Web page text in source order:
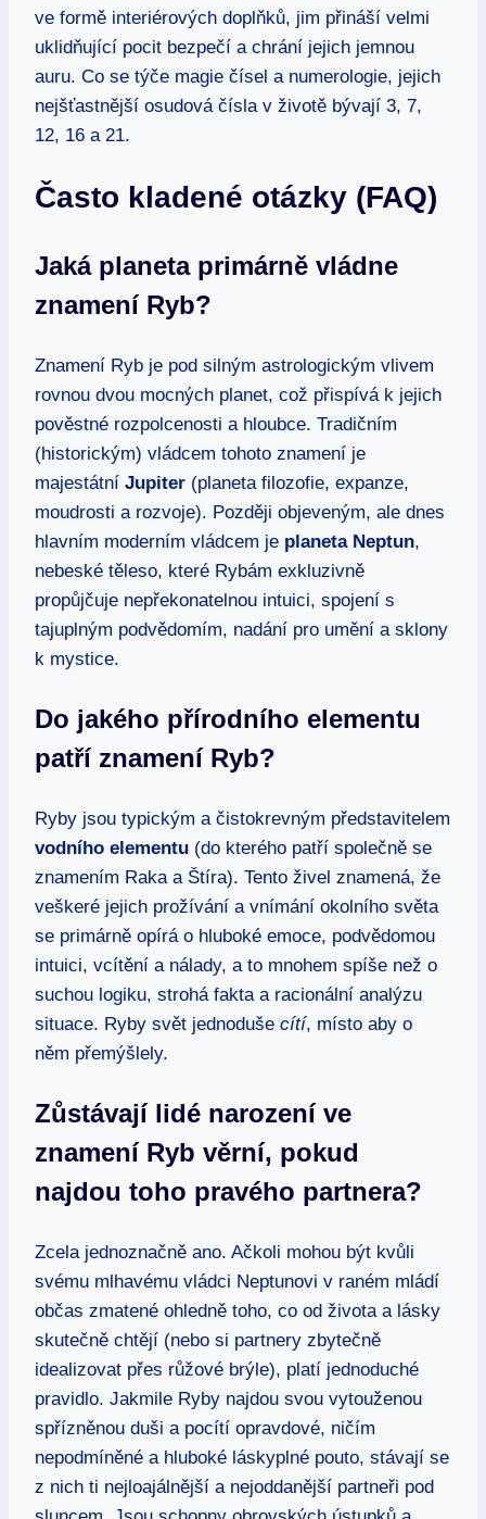
ve formě interiérových doplňků, jim přináší velmi
uklidňující pocit bezpečí a chrání jejich jemnou
auru. Co se týče magie čísel a numerologie, jejich
nejšťastnější osudová čísla v životě bývají 3, 7,
12, 16 a 21.
Často kladené otázky (FAQ)
Jaká planeta primárně vládne
znamení Ryb?
Znamení Ryb je pod silným astrologickým vlivem
rovnou dvou mocných planet, což přispívá k jejich
pověstné rozpolcenosti a hloubce. Tradičním
(historickým) vládcem tohoto znamení je
majestátní Jupiter (planeta filozofie, expanze,
moudrosti a rozvoje). Později objeveným, ale dnes
hlavním moderním vládcem je planeta Neptun,
nebeské těleso, které Rybám exkluzivně
propůjčuje nepřekonatelnou intuici, spojení s
tajuplným podvědomím, nadání pro umění a sklony
k mystice.
Do jakého přírodního elementu
patří znamení Ryb?
Ryby jsou typickým a čistokrevným představitelem
vodního elementu (do kterého patří společně se
znamením Raka a Štíra). Tento živel znamená, že
veškeré jejich prožívání a vnímání okolního světa
se primárně opírá o hluboké emoce, podvědomou
intuici, vcítění a nálady, a to mnohem spíše než o
suchou logiku, strohá fakta a racionální analýzu
situace. Ryby svět jednoduše cítí, místo aby o
něm přemýšlely.
Zůstávají lidé narození ve
znamení Ryb věrní, pokud
najdou toho pravého partnera?
Zcela jednoznačně ano. Ačkoli mohou být kvůli
svému mlhavému vládci Neptunovi v raném mládí
občas zmatené ohledně toho, co od života a lásky
skutečně chtějí (nebo si partnery zbytečně
idealizovat přes růžové brýle), platí jednoduché
pravidlo. Jakmile Ryby najdou svou vytouženou
spřízněnou duši a pocítí opravdové, ničím
nepodmíněné a hluboké láskyplné pouto, stávají se
z nich ti nejloajálnější a nejoddanější partneři pod